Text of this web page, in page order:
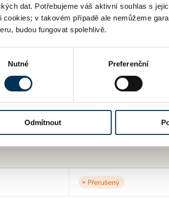
dat. Potřebujeme váš aktivní souhlas s
cookies; v takovém případě ale nemůžeme
budou fungovat spolehlivě.
Nutné Preferenční
Odmítnout
podpisu
Přerušený